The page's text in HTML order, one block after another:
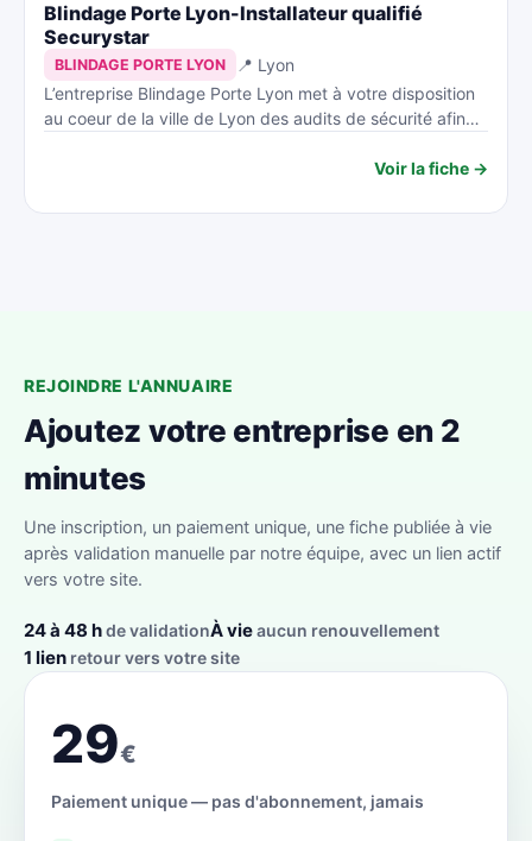
Blindage Porte Lyon-Installateur qualifié
Securystar
BLINDAGE PORTE LYON
📍 Lyon
L’entreprise Blindage Porte Lyon met à votre disposition
au coeur de la ville de Lyon des audits de sécurité afin…
Voir la fiche →
REJOINDRE L'ANNUAIRE
Ajoutez votre entreprise en 2
minutes
Une inscription, un paiement unique, une fiche publiée à vie
après validation manuelle par notre équipe, avec un lien actif
vers votre site.
24 à 48 hde validationÀ vieaucun renouvellement
1 lien retour vers votre site
29€
Paiement unique — pas d'abonnement, jamais